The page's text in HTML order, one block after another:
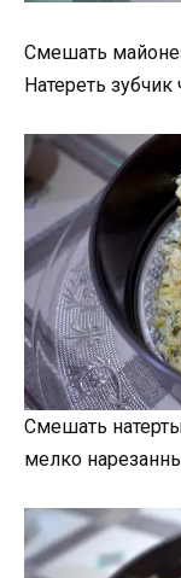
Смешать
Натереть зубчик
Смешать
мелко